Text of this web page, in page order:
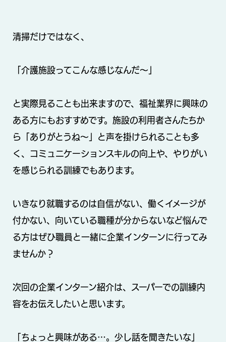
清掃だけではなく、
「介護施設ってこんな感じなんだ～」
と実際見ることも出来ますので、福祉業界に興味の
ある方にもおすすめです。施設の利用者さんたちか
ら「ありがとうね～」と声を掛けられることも多
く、コミュニケーションスキルの向上や、やりがい
を感じられる訓練でもあります。
いきなり就職するのは自信がない、働くイメージが
付かない、向いている職種が分からないなど悩んで
る方はぜひ職員と一緒に企業インターンに行ってみ
ませんか？
次回の企業インターン紹介は、スーパーでの訓練内
容をお伝えしたいと思います。
「ちょっと興味がある…。少し話を聞きたいな」